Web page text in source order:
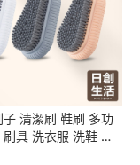
子 清潔刷 鞋刷 多功
具 洗衣服 洗鞋 去